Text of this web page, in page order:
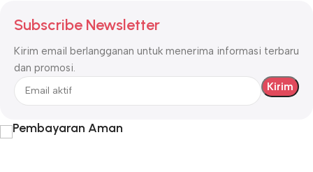
Subscribe Newsletter
Kirim email berlangganan untuk menerima informasi terbaru
dan promosi.
Pembayaran Aman